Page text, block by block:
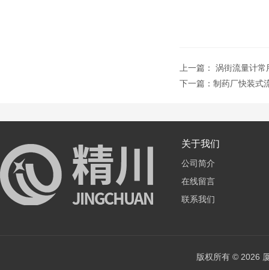
上一篇： 涡街流量计常
下一篇： 制药厂快装式
关于我们
公司简介
在线留言
联系我们
版权所有 © 2026